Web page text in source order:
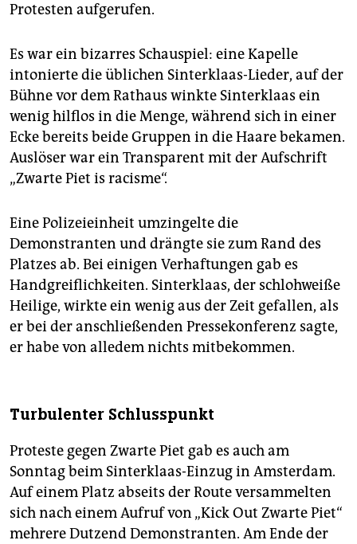
Protesten aufgerufen.
Es war ein bizarres Schauspiel: eine Kapelle
intonierte die üblichen Sinterklaas-Lieder, auf der
Bühne vor dem Rathaus winkte Sinterklaas ein
wenig hilflos in die Menge, während sich in einer
Ecke bereits beide Gruppen in die Haare bekamen.
Auslöser war ein Transparent mit der Aufschrift
„Zwarte Piet is racisme“.
Eine Polizeieinheit umzingelte die
Demonstranten und drängte sie zum Rand des
Platzes ab. Bei einigen Verhaftungen gab es
Handgreiflichkeiten. Sinterklaas, der schlohweiße
Heilige, wirkte ein wenig aus der Zeit gefallen, als
er bei der anschließenden Pressekonferenz sagte,
er habe von alledem nichts mitbekommen.
Turbulenter Schlusspunkt
Proteste gegen Zwarte Piet gab es auch am
Sonntag beim Sinterklaas-Einzug in Amsterdam.
Auf einem Platz abseits der Route versammelten
sich nach einem Aufruf von „Kick Out Zwarte Piet“
mehrere Dutzend Demonstranten. Am Ende der